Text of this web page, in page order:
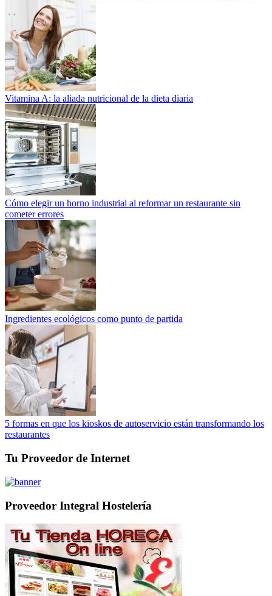
Vitamina A: la aliada nutricional de la dieta diaria
Cómo elegir un horno industrial al reformar un restaurante sin
cometer errores
Ingredientes ecológicos como punto de partida
5 formas en que los kioskos de autoservicio están transformando los
restaurantes
Tu Proveedor de Internet
Proveedor Integral Hostelería